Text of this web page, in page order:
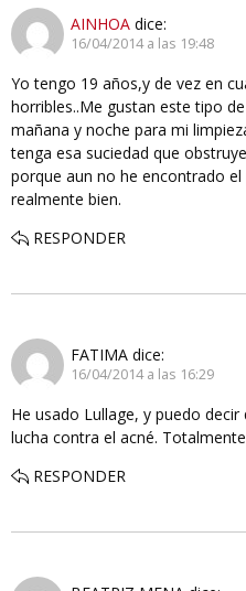
AINHOA dice:
16/04/2014 a las 19:48
Yo tengo 19 años,y de vez en
horribles..Me gustan este tipo
mañana y noche para mi
tenga esa suciedad que
porque aun no he encontrado
realmente bien.
RESPONDER
FATIMA dice:
16/04/2014 a las 16:29
He usado Lullage, y puedo
lucha contra el acné.
RESPONDER